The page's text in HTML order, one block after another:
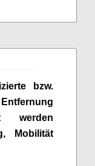
bzw.
werden
Mobilität